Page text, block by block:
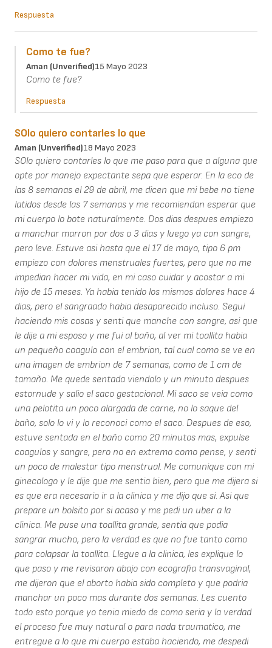
Respuesta
Como te fue?
Aman (unverified)15 Mayo 2023
Como te fue?
Respuesta
SOlo quiero contarles lo que
Aman (unverified)18 Mayo 2023
SOlo quiero contarles lo que me paso para que a alguna que
opte por manejo expectante sepa que esperar. En la eco de
las 8 semanas el 29 de abril, me dicen que mi bebe no tiene
latidos desde las 7 semanas y me recomiendan esperar que
mi cuerpo lo bote naturalmente. Dos dias despues empiezo
a manchar marron por dos o 3 dias y luego ya con sangre,
pero leve. Estuve asi hasta que el 17 de mayo, tipo 6 pm
empiezo con dolores menstruales fuertes, pero que no me
impedian hacer mi vida, en mi caso cuidar y acostar a mi
hijo de 15 meses. Ya habia tenido los mismos dolores hace 4
dias, pero el sangraado habia desaparecido incluso. Segui
haciendo mis cosas y senti que manche con sangre, asi que
le dije a mi esposo y me fui al baño, al ver mi toallita habia
un pequeño coagulo con el embrion, tal cual como se ve en
una imagen de embrion de 7 semanas, como de 1 cm de
tamaño. Me quede sentada viendolo y un minuto despues
estornude y salio el saco gestacional. Mi saco se veia como
una pelotita un poco alargada de carne, no lo saque del
baño, solo lo vi y lo reconoci como el saco. Despues de eso,
estuve sentada en el baño como 20 minutos mas, expulse
coagulos y sangre, pero no en extremo como pense, y senti
un poco de malestar tipo menstrual. Me comunique con mi
ginecologo y le dije que me sentia bien, pero que me dijera si
es que era necesario ir a la clinica y me dijo que si. Asi que
prepare un bolsito por si acaso y me pedi un uber a la
clinica. Me puse una toallita grande, sentia que podia
sangrar mucho, pero la verdad es que no fue tanto como
para colapsar la toallita. Llegue a la clinica, les explique lo
que paso y me revisaron abajo con ecografia transvaginal,
me dijeron que el aborto habia sido completo y que podria
manchar un poco mas durante dos semanas. Les cuento
todo esto porque yo tenia miedo de como seria y la verdad
el proceso fue muy natural o para nada traumatico, me
entregue a lo que mi cuerpo estaba haciendo, me despedi